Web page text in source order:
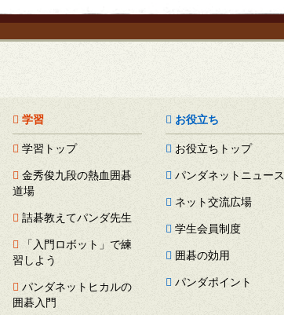
学習
学習トップ
金秀俊九段の熱血囲碁
道場
詰碁教えてパンダ先生
「入門ロボット」で練
習しよう
パンダネットヒカルの
囲碁入門
お役立ち
お役立ちトップ
パンダネットニュース
ネット交流広場
学生会員制度
囲碁の効用
パンダポイント